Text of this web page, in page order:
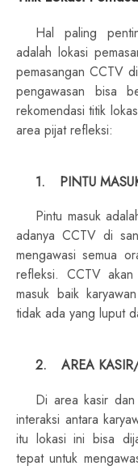
Hal paling
adalah lokasi
pemasangan CCTV
pengawasan bisa
rekomendasi titik
area pijat refleksi:
1.
PINTU
Pintu masuk
adanya CCTV di
mengawasi semua
refleksi. CCTV
masuk baik
tidak ada yang luput
2. AREA
Di area kasir dan
interaksi antara
itu lokasi ini bisa
tepat untuk